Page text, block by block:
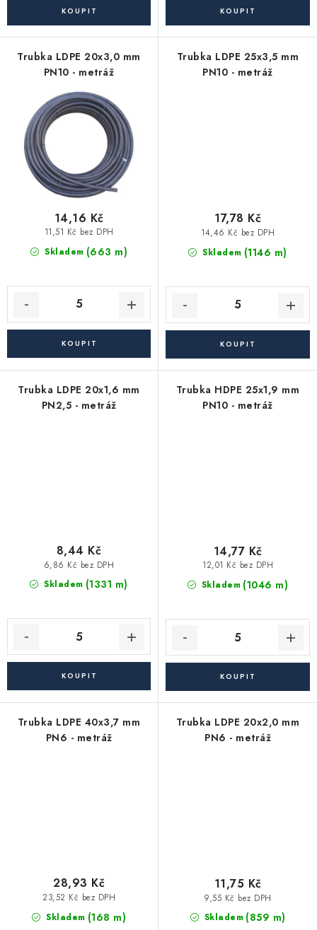
Trubka LDPE 20x3,0 mm
PN10 - metráž
Skladem (663 m)
11,51 Kč bez DPH
14,16 Kč
Trubka LDPE 25x3,5 mm
PN10 - metráž
Skladem (1146 m)
14,46 Kč bez DPH
17,78 Kč
Trubka LDPE 20x1,6 mm
PN2,5 - metráž
Skladem (1331 m)
6,86 Kč bez DPH
8,44 Kč
Trubka HDPE 25x1,9 mm
PN10 - metráž
Skladem (1046 m)
12,01 Kč bez DPH
14,77 Kč
Trubka LDPE 40x3,7 mm
PN6 - metráž
Skladem (168 m)
23,52 Kč bez DPH
28,93 Kč
Trubka LDPE 20x2,0 mm
PN6 - metráž
Skladem (859 m)
9,55 Kč bez DPH
11,75 Kč